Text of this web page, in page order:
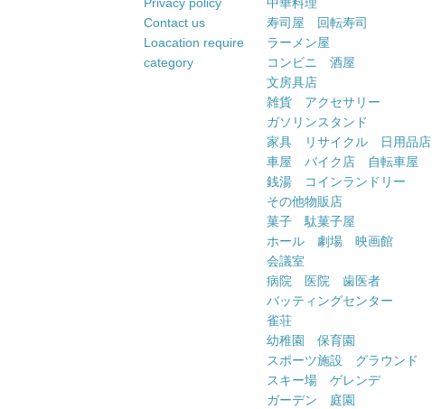
Contact us
Loacation require
category
寿司屋 回転寿司
ラーメン屋
コンビニ 酒屋
文房具店
雑貨 アクセサリー
ガソリンスタンド
家具 リサイクル 日用品店
車屋 バイク店 自転車屋
銭湯 コインランドリー
その他物販店
菓子 駄菓子屋
ホール 劇場 映画館
会議室
病院 医院 歯医者
バッティングセンター
雀荘
幼稚園 保育園
スポーツ施設 グラウンド
スキー場 ゲレンデ
ガーデン 庭園